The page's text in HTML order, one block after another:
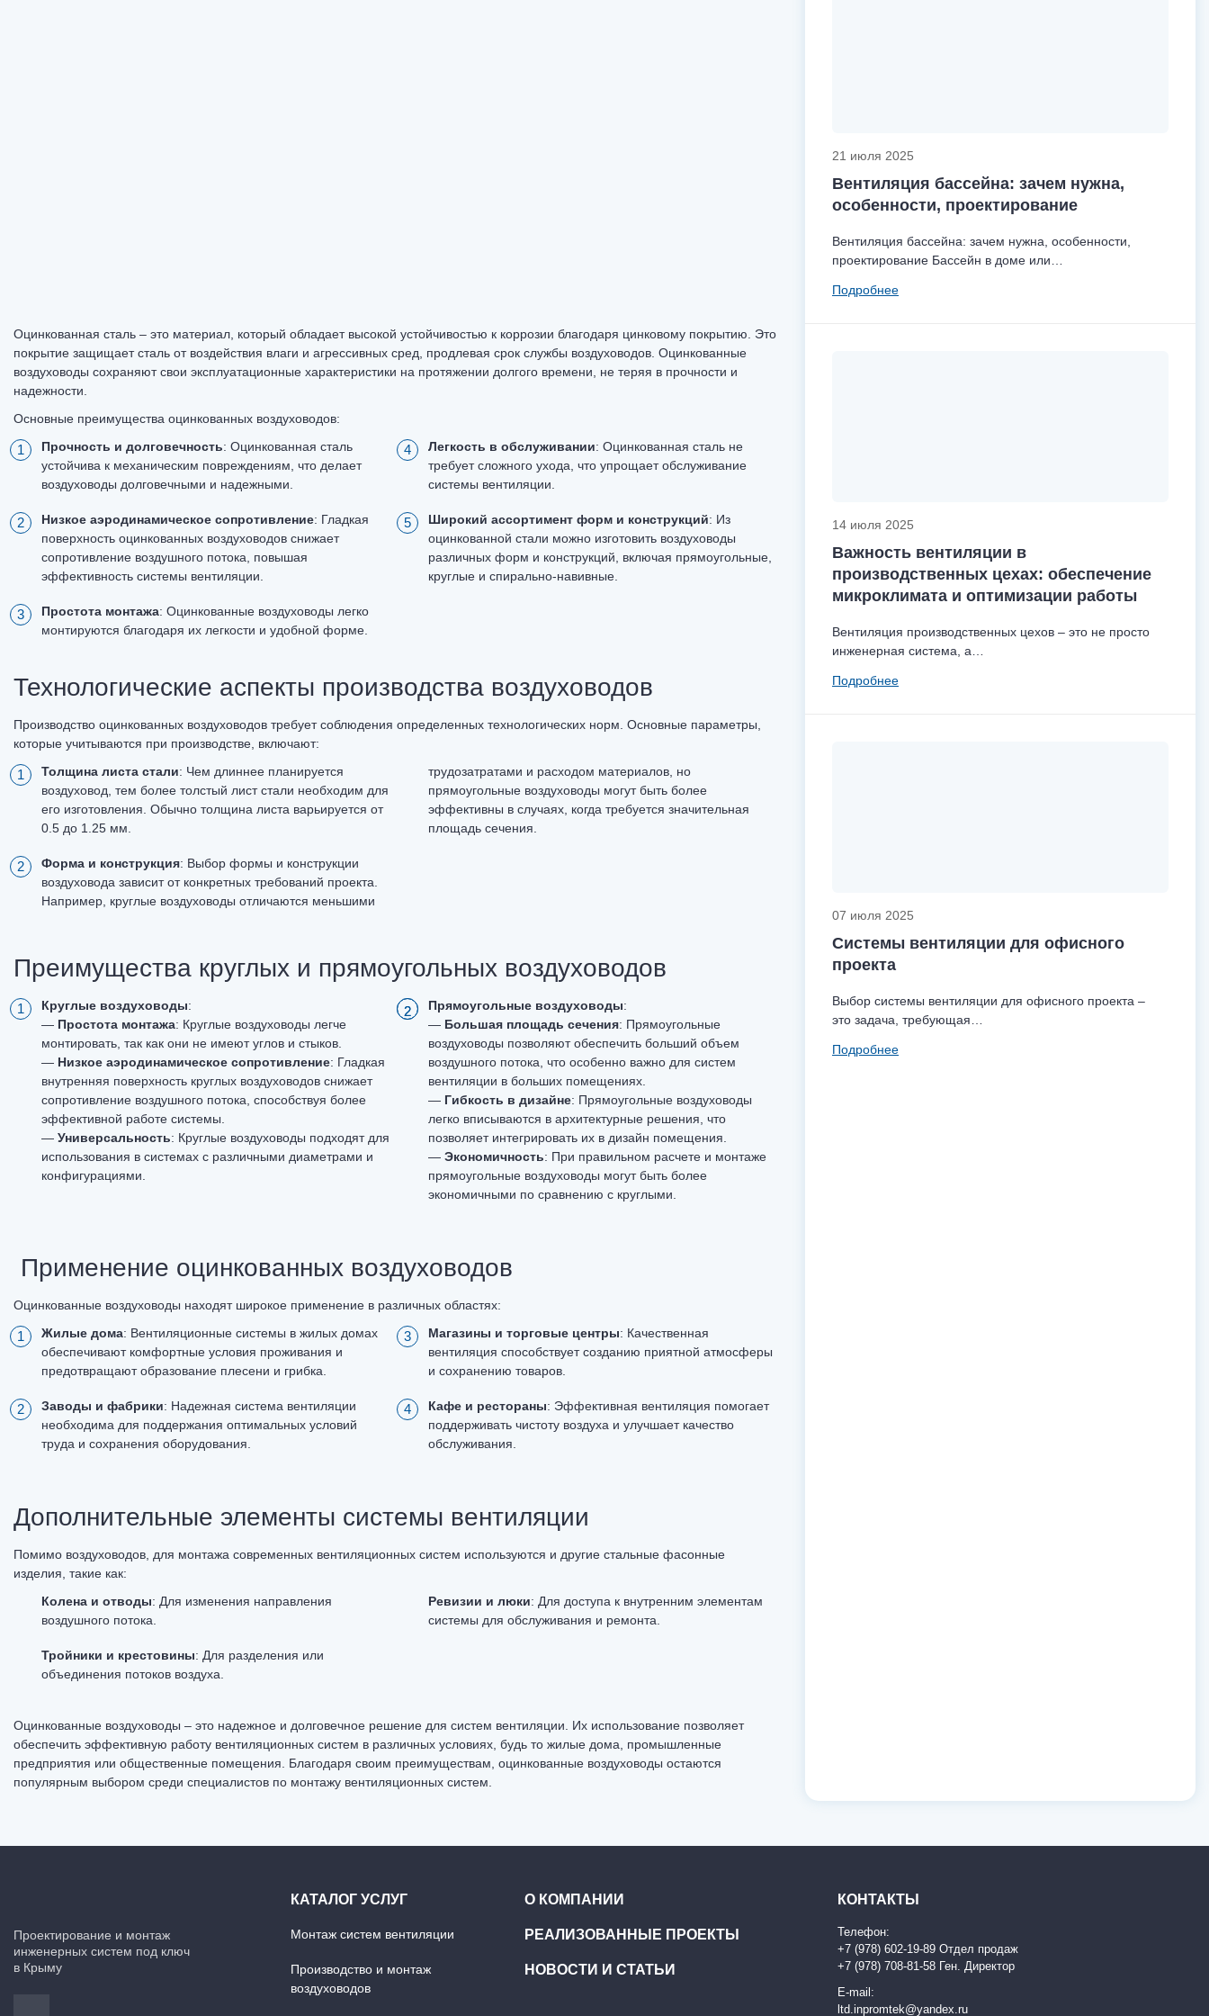
Оцинкованная сталь – это материал, который обладает высокой устойчивостью к коррозии благодаря цинковому покрытию. Это
покрытие защищает сталь от воздействия влаги и агрессивных сред, продлевая срок службы воздуховодов. Оцинкованные
воздуховоды сохраняют свои эксплуатационные характеристики на протяжении долгого времени, не теряя в прочности и
надежности.
Основные преимущества оцинкованных воздуховодов:
Прочность и долговечность: Оцинкованная сталь
устойчива к механическим повреждениям, что делает
воздуховоды долговечными и надежными.
Низкое аэродинамическое сопротивление: Гладкая
поверхность оцинкованных воздуховодов снижает
сопротивление воздушного потока, повышая
эффективность системы вентиляции.
Простота монтажа: Оцинкованные воздуховоды легко
монтируются благодаря их легкости и удобной форме.
Легкость в обслуживании: Оцинкованная сталь не
требует сложного ухода, что упрощает обслуживание
системы вентиляции.
Широкий ассортимент форм и конструкций: Из
оцинкованной стали можно изготовить воздуховоды
различных форм и конструкций, включая прямоугольные,
круглые и спирально-навивные.
Технологические аспекты производства воздуховодов
Производство оцинкованных воздуховодов требует соблюдения определенных технологических норм. Основные параметры,
которые учитываются при производстве, включают:
Толщина листа стали: Чем длиннее планируется
воздуховод, тем более толстый лист стали необходим для
его изготовления. Обычно толщина листа варьируется от
0.5 до 1.25 мм.
Форма и конструкция: Выбор формы и конструкции
воздуховода зависит от конкретных требований проекта.
Например, круглые воздуховоды отличаются меньшими
трудозатратами и расходом материалов, но
прямоугольные воздуховоды могут быть более
эффективны в случаях, когда требуется значительная
площадь сечения.
Преимущества круглых и прямоугольных воздуховодов
Круглые воздуховоды:
— Простота монтажа: Круглые воздуховоды легче
монтировать, так как они не имеют углов и стыков.
— Низкое аэродинамическое сопротивление: Гладкая
внутренняя поверхность круглых воздуховодов снижает
сопротивление воздушного потока, способствуя более
эффективной работе системы.
— Универсальность: Круглые воздуховоды подходят для
использования в системах с различными диаметрами и
конфигурациями.
Прямоугольные воздуховоды:
— Большая площадь сечения: Прямоугольные
воздуховоды позволяют обеспечить больший объем
воздушного потока, что особенно важно для систем
вентиляции в больших помещениях.
— Гибкость в дизайне: Прямоугольные воздуховоды
легко вписываются в архитектурные решения, что
позволяет интегрировать их в дизайн помещения.
— Экономичность: При правильном расчете и монтаже
прямоугольные воздуховоды могут быть более
экономичными по сравнению с круглыми.
Применение оцинкованных воздуховодов
Оцинкованные воздуховоды находят широкое применение в различных областях:
Жилые дома: Вентиляционные системы в жилых домах
обеспечивают комфортные условия проживания и
предотвращают образование плесени и грибка.
Заводы и фабрики: Надежная система вентиляции
необходима для поддержания оптимальных условий
труда и сохранения оборудования.
Магазины и торговые центры: Качественная
вентиляция способствует созданию приятной атмосферы
и сохранению товаров.
Кафе и рестораны: Эффективная вентиляция помогает
поддерживать чистоту воздуха и улучшает качество
обслуживания.
Дополнительные элементы системы вентиляции
Помимо воздуховодов, для монтажа современных вентиляционных систем используются и другие стальные фасонные
изделия, такие как:
Колена и отводы: Для изменения направления
воздушного потока.
Тройники и крестовины: Для разделения или
объединения потоков воздуха.
Ревизии и люки: Для доступа к внутренним элементам
системы для обслуживания и ремонта.
Оцинкованные воздуховоды – это надежное и долговечное решение для систем вентиляции. Их использование позволяет
обеспечить эффективную работу вентиляционных систем в различных условиях, будь то жилые дома, промышленные
предприятия или общественные помещения. Благодаря своим преимуществам, оцинкованные воздуховоды остаются
популярным выбором среди специалистов по монтажу вентиляционных систем.
21 июля 2025
Вентиляция бассейна: зачем нужна,
особенности, проектирование
Вентиляция бассейна: зачем нужна, особенности,
проектирование Бассейн в доме или…
Подробнее
14 июля 2025
Важность вентиляции в
производственных цехах: обеспечение
микроклимата и оптимизации работы
Вентиляция производственных цехов – это не просто
инженерная система, а…
Подробнее
07 июля 2025
Системы вентиляции для офисного
проекта
Выбор системы вентиляции для офисного проекта –
это задача, требующая…
Подробнее
Проектирование и монтаж
инженерных систем под ключ
в Крыму
КАТАЛОГ УСЛУГ
Монтаж систем вентиляции
Производство и монтаж
воздуховодов
О КОМПАНИИ
РЕАЛИЗОВАННЫЕ ПРОЕКТЫ
НОВОСТИ И СТАТЬИ
КОНТАКТЫ
Телефон:
+7 (978) 602-19-89 Отдел продаж
+7 (978) 708-81-58 Ген. Директор
E-mail:
ltd.inpromtek@yandex.ru